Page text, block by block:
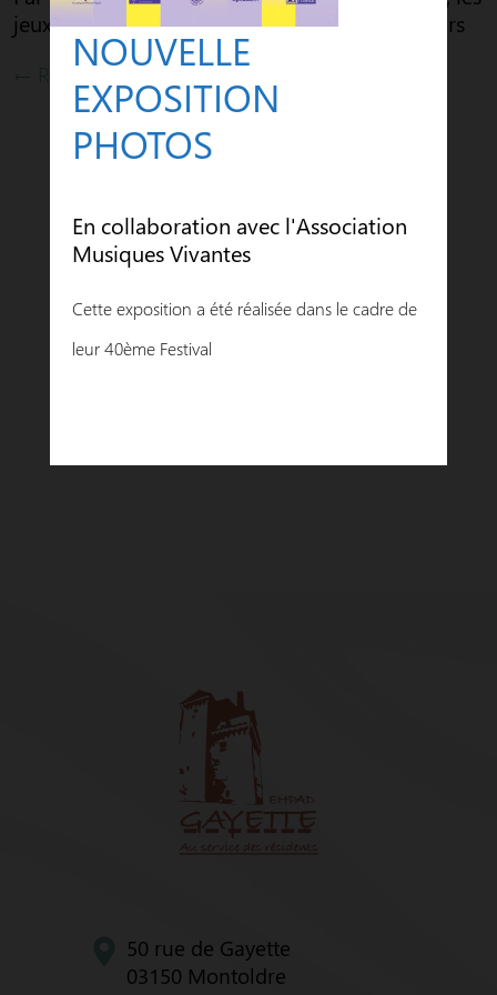
jeux de motricité se sont déroulés en extérieurs
← Retour aux actualités
50 rue de Gayette
03150 Montoldre
NOUVELLE
EXPOSITION
PHOTOS
En collaboration avec l'Association
Musiques Vivantes
Cette exposition a été réalisée dans le cadre de
leur 40ème Festival